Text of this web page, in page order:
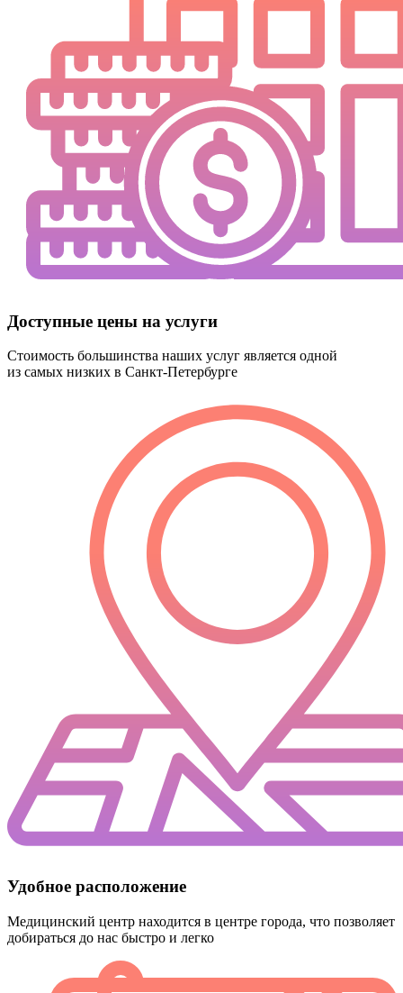
Доступные цены на услуги
Стоимость большинства наших услуг является одной
из самых низких в Санкт-Петербурге
Удобное расположение
Медицинский центр находится в центре города, что позволяет
добираться до нас быстро и легко